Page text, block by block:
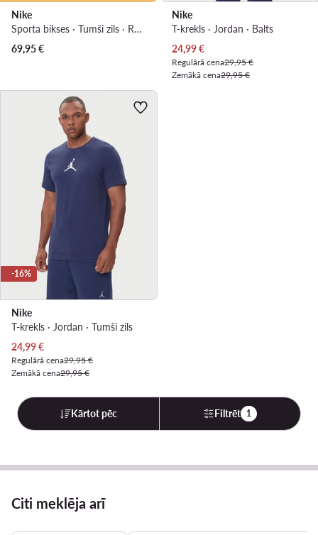
Nike
Sporta bikses · Tumši zils · Regular Fit
69,95€
Nike
T-krekls · Jordan · Balts
Pašreizējā cena
24,99€
Regulārā cena29,95 €
Zemākā cena29,95 €
-16%
Nike
T-krekls · Jordan · Tumši zils
Pašreizējā cena
24,99€
Regulārā cena29,95 €
Zemākā cena29,95 €
Kārtot pēc Filtrēt 1
Citi meklēja arī